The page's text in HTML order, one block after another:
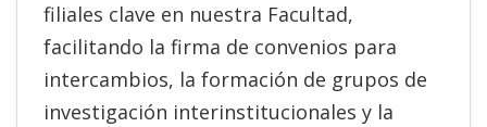
filiales clave en nuestra Facultad,
facilitando la firma de convenios para
intercambios, la formación de grupos de
investigación interinstitucionales y la